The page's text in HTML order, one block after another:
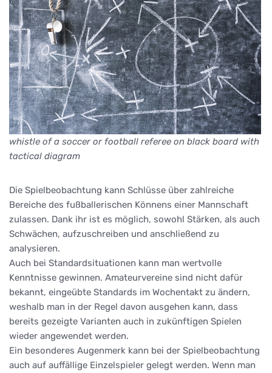
whistle of a soccer or football referee on black board with
tactical diagram
Die Spielbeobachtung kann Schlüsse über zahlreiche
Bereiche des fußballerischen Könnens einer Mannschaft
zulassen. Dank ihr ist es möglich, sowohl Stärken, als auch
Schwächen, aufzuschreiben und anschließend zu
analysieren.
Auch bei Standardsituationen kann man wertvolle
Kenntnisse gewinnen. Amateurvereine sind nicht dafür
bekannt, eingeübte Standards im Wochentakt zu ändern,
weshalb man in der Regel davon ausgehen kann, dass
bereits gezeigte Varianten auch in zukünftigen Spielen
wieder angewendet werden.
Ein besonderes Augenmerk kann bei der Spielbeobachtung
auch auf auffällige Einzelspieler gelegt werden. Wenn man